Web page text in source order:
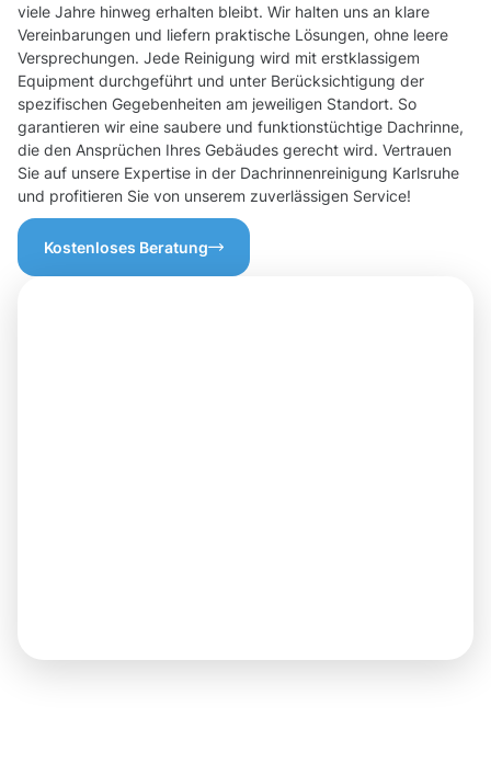
viele Jahre hinweg erhalten bleibt. Wir halten uns an klare
Vereinbarungen und liefern praktische Lösungen, ohne leere
Versprechungen. Jede Reinigung wird mit erstklassigem
Equipment durchgeführt und unter Berücksichtigung der
spezifischen Gegebenheiten am jeweiligen Standort. So
garantieren wir eine saubere und funktionstüchtige Dachrinne,
die den Ansprüchen Ihres Gebäudes gerecht wird. Vertrauen
Sie auf unsere Expertise in der Dachrinnenreinigung Karlsruhe
und profitieren Sie von unserem zuverlässigen Service!
Kostenloses Beratung